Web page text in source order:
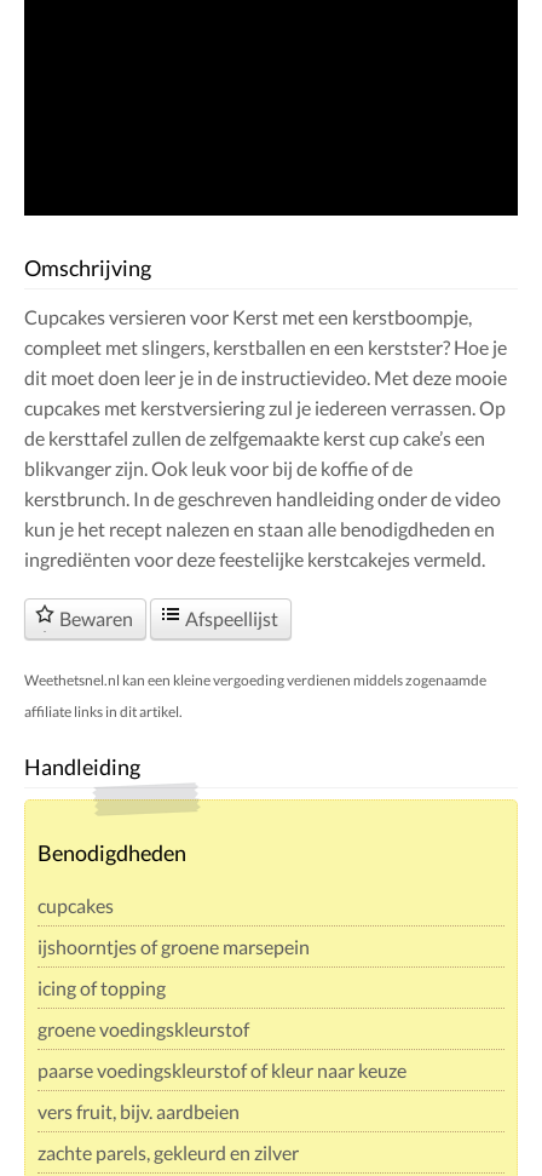
Omschrijving
Cupcakes versieren voor Kerst met een kerstboompje,
compleet met slingers, kerstballen en een kerstster? Hoe je
dit moet doen leer je in de instructievideo. Met deze mooie
cupcakes met kerstversiering zul je iedereen verrassen. Op
de kersttafel zullen de zelfgemaakte kerst cup cake’s een
blikvanger zijn. Ook leuk voor bij de koffie of de
kerstbrunch. In de geschreven handleiding onder de video
kun je het recept nalezen en staan alle benodigdheden en
ingrediënten voor deze feestelijke kerstcakejes vermeld.
Bewaren Afspeellijst
Weethetsnel.nl kan een kleine vergoeding verdienen middels zogenaamde
affiliate links in dit artikel.
Handleiding
Benodigdheden
cupcakes
ijshoorntjes of groene marsepein
icing of topping
groene voedingskleurstof
paarse voedingskleurstof of kleur naar keuze
vers fruit, bijv. aardbeien
zachte parels, gekleurd en zilver